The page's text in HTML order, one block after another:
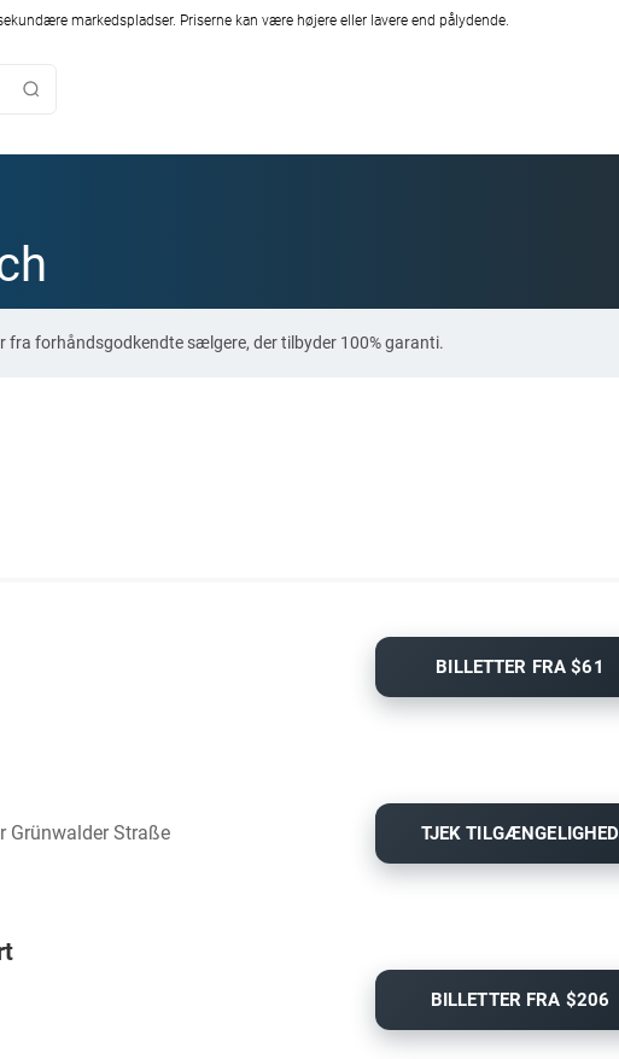
markedspladser. Priserne kan være højere eller lavere end pålydende.
forhåndsgodkendte sælgere, der tilbyder 100% garanti.
BILLETTER FRA $61
Grünwalder Straße
TJEK TILGÆNGELIGHED
BILLETTER FRA $206